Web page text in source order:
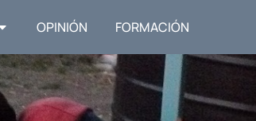
OPINIÓN FORMACIÓN